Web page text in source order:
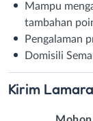
Mampu
tambahan
Pengalaman
Domisili
Kirim